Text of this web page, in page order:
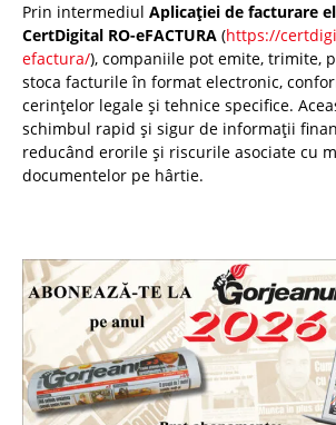
Prin intermediul Aplicației de facturare
CertDigital RO-eFACTURA (https://
efactura/), companiile pot emite, trimite,
stoca facturile în format electronic,
cerințelor legale și tehnice specifice.
schimbul rapid și sigur de informații
reducând erorile și riscurile asociate cu
documentelor pe hârtie.